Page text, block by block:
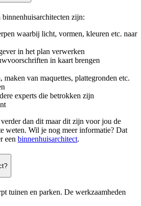
zijn:
waarbij licht, vormen, kleuren etc. naar
in het plan verwerken
in kaart brengen
maken van maquettes, plattegronden etc.
experts die betrokken zijn
dan dit maar dit zijn voor jou de
weten. Wil je nog meer informatie? Dat
een binnenhuisarchitect.
tuinen en parken. De werkzaamheden